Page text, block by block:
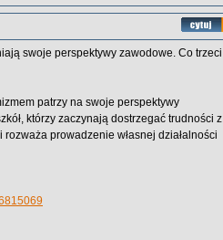
swoje perspektywy zawodowe. Co trzeci
patrzy na swoje perspektywy
którzy zaczynają dostrzegać trudności z
prowadzenie własnej działalności